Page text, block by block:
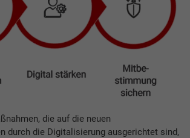
die auf die neuen
durch die Digitalisierung ausgerichtet sind,